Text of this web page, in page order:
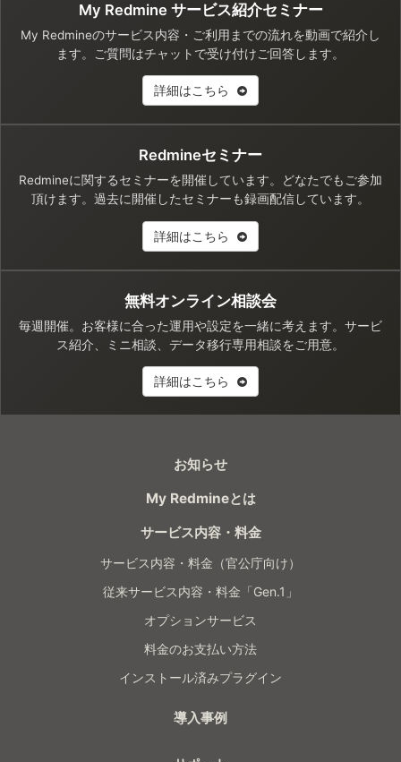
My Redmine サービス紹介セミナー
My Redmineのサービス内容・ご利用までの流れを動画で紹介し
ます。ご質問はチャットで受け付けご回答します。
詳細はこちら
Redmineセミナー
Redmineに関するセミナーを開催しています。どなたでもご参加
頂けます。過去に開催したセミナーも録画配信しています。
詳細はこちら
無料オンライン相談会
毎週開催。お客様に合った運用や設定を一緒に考えます。サービ
ス紹介、ミニ相談、データ移行専用相談をご用意。
詳細はこちら
お知らせ
My Redmineとは
サービス内容・料金
サービス内容・料金（官公庁向け）
従来サービス内容・料金「Gen.1」
オプションサービス
料金のお支払い方法
インストール済みプラグイン
導入事例